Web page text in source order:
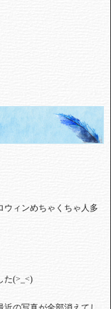
ウィンめちゃくちゃ人多
た(>_<)